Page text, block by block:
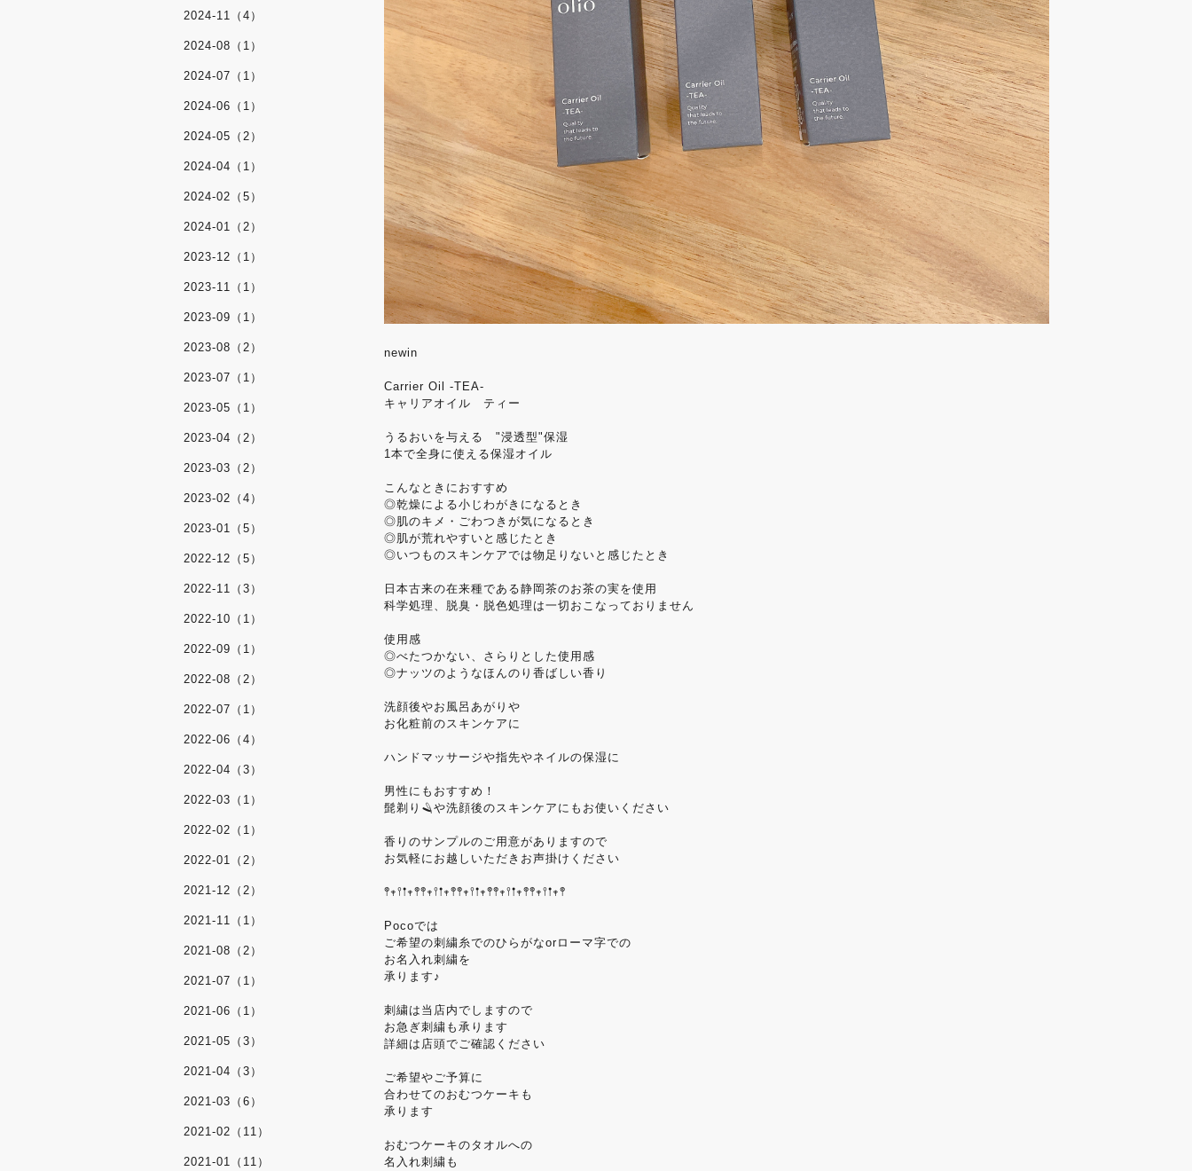
newin
Carrier Oil -TEA-
キャリアオイル ティー
うるおいを与える "浸透型"保湿
1本で全身に使える保湿オイル
こんなときにおすすめ
◎乾燥による小じわがきになるとき
◎肌のキメ・ごわつきが気になるとき
◎肌が荒れやすいと感じたとき
◎いつものスキンケアでは物足りないと感じたとき
日本古来の在来種である静岡茶のお茶の実を使用
科学処理、脱臭・脱色処理は一切おこなっておりません
使用感
◎べたつかない、さらりとした使用感
◎ナッツのようなほんのり香ばしい香り
洗顔後やお風呂あがりや
お化粧前のスキンケアに
ハンドマッサージや指先やネイルの保湿に
男性にもおすすめ！
髭剃り🪒や洗顔後のスキンケアにもお使いください
香りのサンプルのご用意がありますので
お気軽にお越しいただきお声掛けください
𖤣𖥧𖥣𖡡𖥧𖤣𖤣𖥧𖥣𖡡𖥧𖤣𖤣𖥧𖥣𖡡𖥧𖤣𖤣𖥧𖥣𖡡𖥧𖤣𖤣𖥧𖥣𖡡𖥧𖤣
Pocoでは
ご希望の刺繍糸でのひらがなorローマ字での
お名入れ刺繍を
承ります♪
刺繍は当店内でしますので
お急ぎ刺繍も承ります
詳細は店頭でご確認ください
ご希望やご予算に
合わせてのおむつケーキも
承ります
おむつケーキのタオルへの
名入れ刺繍も
2024-11（4）
2024-08（1）
2024-07（1）
2024-06（1）
2024-05（2）
2024-04（1）
2024-02（5）
2024-01（2）
2023-12（1）
2023-11（1）
2023-09（1）
2023-08（2）
2023-07（1）
2023-05（1）
2023-04（2）
2023-03（2）
2023-02（4）
2023-01（5）
2022-12（5）
2022-11（3）
2022-10（1）
2022-09（1）
2022-08（2）
2022-07（1）
2022-06（4）
2022-04（3）
2022-03（1）
2022-02（1）
2022-01（2）
2021-12（2）
2021-11（1）
2021-08（2）
2021-07（1）
2021-06（1）
2021-05（3）
2021-04（3）
2021-03（6）
2021-02（11）
2021-01（11）